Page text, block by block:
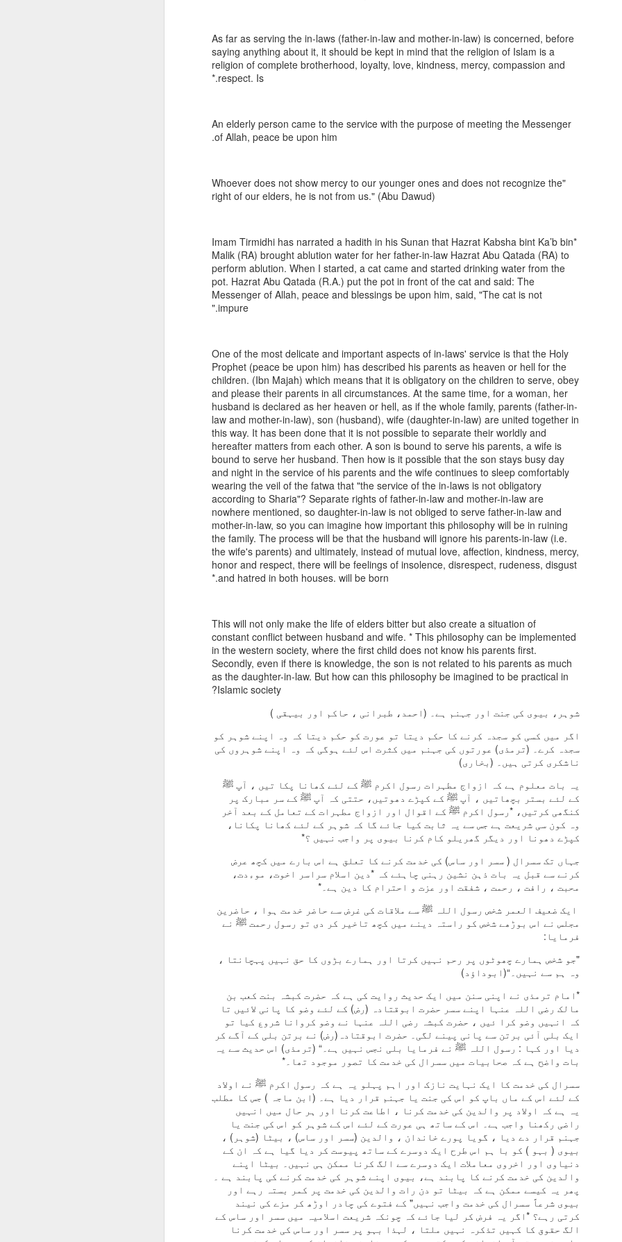
As far as serving the in-laws (father-in-law and mother-in-law) is concerned, before
saying anything about it, it should be kept in mind that the religion of Islam is a
religion of complete brotherhood, loyalty, love, kindness, mercy, compassion and
respect. Is.*
An elderly person came to the service with the purpose of meeting the Messenger
of Allah, peace be upon him.
"Whoever does not show mercy to our younger ones and does not recognize the
right of our elders, he is not from us." (Abu Dawud)
*Imam Tirmidhi has narrated a hadith in his Sunan that Hazrat Kabsha bint Ka’b bin
Malik (RA) brought ablution water for her father-in-law Hazrat Abu Qatada (RA) to
perform ablution. When I started, a cat came and started drinking water from the
pot. Hazrat Abu Qatada (R.A.) put the pot in front of the cat and said: The
Messenger of Allah, peace and blessings be upon him, said, "The cat is not
impure."
One of the most delicate and important aspects of in-laws' service is that the Holy
Prophet (peace be upon him) has described his parents as heaven or hell for the
children. (Ibn Majah) which means that it is obligatory on the children to serve, obey
and please their parents in all circumstances. At the same time, for a woman, her
husband is declared as her heaven or hell, as if the whole family, parents (father-in-
law and mother-in-law), son (husband), wife (daughter-in-law) are united together in
this way. It has been done that it is not possible to separate their worldly and
hereafter matters from each other. A son is bound to serve his parents, a wife is
bound to serve her husband. Then how is it possible that the son stays busy day
and night in the service of his parents and the wife continues to sleep comfortably
wearing the veil of the fatwa that "the service of the in-laws is not obligatory
according to Sharia"? Separate rights of father-in-law and mother-in-law are
nowhere mentioned, so daughter-in-law is not obliged to serve father-in-law and
mother-in-law, so you can imagine how important this philosophy will be in ruining
the family. The process will be that the husband will ignore his parents-in-law (i.e.
the wife's parents) and ultimately, instead of mutual love, affection, kindness, mercy,
honor and respect, there will be feelings of insolence, disrespect, rudeness, disgust
and hatred in both houses. will be born.*
This will not only make the life of elders bitter but also create a situation of
constant conflict between husband and wife. * This philosophy can be implemented
in the western society, where the first child does not know his parents first.
Secondly, even if there is knowledge, the son is not related to his parents as much
as the daughter-in-law. But how can this philosophy be imagined to be practical in
Islamic society?
شوہر، بیوی کی جنت اور جہنم ہے۔ (احمد، طبرانی ، حاکم اور بیہقی )
اگر میں کسی کو سجدہ کرنے کا حکم دیتا تو عورت کو حکم دیتا کہ وہ اپنے شوہر کو
سجدہ کرے۔ (ترمذی) عورتوں کی جہنم میں کثرت اس لئے ہوگی کہ وہ اپنے شوہروں کی
ناشکری کرتی ہیں۔ (بخاری)
یہ بات معلوم ہے کہ ازواج مطہرات رسول اکرم ﷺ کے لئے کھانا پکا تیں ، آپ ﷺ
کے لئے بستر بچھاتیں ، آپ ﷺ کے کپڑے دھوتیں، حتتی کہ آپ ﷺ کے سر مبارک پر
کنگھی کرتیں، *رسول اکرم ﷺ کے اقوال اور ازواج مطہرات کے تعامل کے بعد آخر
وہ کون سی شریعت ہے جس سے یہ ثابت کیا جائے گا کہ شوہر کے لئے کھانا پکانا،
کپڑے دھونا اور دیگر گھریلو کام کرنا بیوی پر واجب نہیں ؟*
جہاں تک سسرال ( سسر اور ساس) کی خدمت کرنے کا تعلق ہے اس بارے میں کچھ عرض
کرنے سے قبل یہ بات ذہن نشین رہنی چاہئے کہ *دین اسلام سراسر اخوت، موءدت،
محبت ، رافت ، رحمت ، شفقت اور عزت و احترام کا دین ہے۔*
ایک ضعیف العمر شخص رسول اللہ ﷺ سے ملاقات کی غرض سے حاضر خدمت ہوا ، حاضرین
مجلس نے اس بوڑھے شخص کو راستہ دینے میں کچھ تاخیر کر دی تو رسول رحمت ﷺ نے
فرمایا:
"جو شخص ہمارے چھوٹوں پر رحم نہیں کرتا اور ہمارے بڑوں کا حق نہیں پہچانتا ،
وہ ہم سے نہیں۔“(ابوداؤد)
*امام ترمذی نے اپنی سنن میں ایک حدیث روایت کی ہے کہ حضرت کبشہ بنت کعب بن
مالک رضی اللہ عنہا اپنے سسر حضرت ابوقتادہ (رض) کے لئے وضو کا پانی لائیں تا
کہ انہیں وضو کرا ئیں ، حضرت کبشہ رضی اللہ عنہا نے وضو کروانا شروع کیا تو
ایک بلی آئی برتن سے پانی پینے لگی۔ حضرت ابوقتادہ(رض) نے برتن بلی کے آگے کر
دیا اور کہا : رسول اللہ ﷺ نے فرمایا بلی نجس نہیں ہے۔“ (ترمذی) اس حدیث سے یہ
بات واضح ہے کہ صحابیات میں سسرال کی خدمت کا تصور موجود تھا۔*
سسرال کی خدمت کا ایک نہایت نازک اور اہم پہلو یہ ہے کہ رسول اکرم ﷺ نے اولاد
کے لئے اس کے ماں باپ کو اس کی جنت یا جہنم قرار دیا ہے۔ (ابن ماجہ ) جس کا مطلب
یہ ہے کہ اولاد پر والدین کی خدمت کرنا ، اطاعت کرنا اور ہر حال میں انہیں
راضی رکھنا واجب ہے۔ اس کے ساتھ ہی عورت کے لئے اس کے شوہر کو اس کی جنت یا
جہنم قرار دے دیا ، گویا پورے خاندان ، والدین (سسر اور ساس) ، بیٹا (شوہر) ،
بیوی ( بہو ) کو با ہم اس طرح ایک دوسرے کے ساتھ پیوست کر دیا گیا ہے کہ ان کے
دنیاوی اور اخروی معاملات ایک دوسرے سے الگ کرنا ممکن ہی نہیں۔ بیٹا اپنے
والدین کی خدمت کرنے کا پابند ہے، بیوی اپنے شوہر کی خدمت کرنے کی پابند ہے ۔
پھر یہ کیسے ممکن ہے کہ بیٹا تو دن رات والدین کی خدمت پر کمر بستہ رہے اور
بیوی شرعاً سسرال کی خدمت واجب نہیں" کے فتوے کی چادر اوڑھ کر مزے کی نیند
کرتی رہے؟ *اگر یہ فرض کر لیا جائے کہ چونکہ شریعت اسلامیہ میں سسر اور ساس کے
الگ حقوق کا کہیں تذکرہ نہیں ملتا ، لہذا بہو پر سسر اور ساس کی خدمت کرنا
نۓ دور کے لوگ رسمیں نبھانے
لگے ہیں وہ اپن
بخشی حیات، رزق دیا، کی
عزتیں عطا
لغزش
عباسؓ باوفا تھے شجاعت کا اک
ہنر
سر دے دیا مگر نہ دیا ساتھ
دنیا کو دے گئے وہ حریت
علم و عرفاں کے بحران ہیں
اب سبھی کے گریبان ہیں
لے کر نٸے ولولے
لگائیں خوشی سے گلے
ہے دھوم آ کے اے آئی نے
کہ دنیا ترقی کرے
لگا کر پڑھے اور لکھے
کا یہ ہمیشہ جلے
JUN و غم کی ترجماں ہے کربلا
حق رساں ہے کربلا
ہیں دشمنانِ مصطفیٰؐ
جاری بیاں ہے کربلا
اپنے درمیاں ہے کربلا
قاضی گلبرگہ*
18
خودی ورموز بےخودی
اقبال کی کتاب "اسرارِ خودی" کے بعض نظریات کو سطحی فہم
تھے۔ فارسی اور اُردو ادب میں نفس انسانی کے ایزدی
کے متعلق تو بہت کچھ ملتا ہے لیکن ہر جگہ تلقین یہی ہے
اپنی خودی کو سوخت کر کے ہی اس جوہر کو اجاگر کر
ہے۔ خودی کی پر
JUN
16
کے وہ تجربہ کار لوگ جو ڈگری سے زیادہ عملی مہارت
تھے جذبۂ خدمتِ خلق سے سرشار ان مخلص نفوس کے ایک ہی
سے مریض شفایاب ہو جاتے تھے اللہ تعالیٰ ان کے درجات
JUN
16
راہ* *کسے خبر کہ جُنوں بھی ہے صاحبِ ادراک
اُس سوچ پر تنقید کر رہے ہیں جس میں صرف "عقل" کو ہی زندگی کے
ذریعہ سمجھا جاتا ہے۔موجودہ زمانہ عقل کو مشعلِ راہ یعنی
ہے، اور جذبات، عشق یا دیوانگی (جُنوں) کو بے وقوفی یا
اقبال اس بات کی طرف اشارہ کر رہے ہیں کہ "جُنوں بھی صاحبِ
14
نہ بھولے وہ بارش کی مستی
کا موسم ذکی جب بھی آتا
دلوں کو بہت خوب بھاتا
کا کوئی دھڑکا نہیں تھا
سے جمتی بچپن کی محفل
بھائی بھی ہوتے تھے شامل
میں وہ چلتی تھی فر فر
چلتے چلتے وہ یکسر ٹھہرتی
وقت دل پر تھی کیا کیا گزرتی
نہ بھولے وہ کاغذ کی کشتی
اپنی وہ بچپن کی ہستی
قاضی گلبرگہ*
JUN
6
نہ شجر ہے یا اللہ در پیش سفر ہے یا اللہ
نہ شجر ہے یا اللہ
سفر ہے یا اللہ
نہ کٹے ہے کیوں میرا
دنوں کا پھر بھی اب
میں گزر ہے یا اللہ
مصائب میں گھر کر
میں بشر ہے یا اللہ
برنگی دنیا کا
پہ اثر ہے یا اللہ
قلب ہیں اجلے کچھ کالے
یہ نگر ہے یا اللہ
کو ذکی کی حل کردے
JUN
6
نل* ہمیں روز دیتا ہے شفاف جل
روز دیتا ہے شفاف جل
کا ہمدرد سرکاری نل
پکانے یہ دھونے کا ہو
تھا سارے مسائل کا حل
تو جل کے کئ ہیں میاں
ہے زمانے میں اس کا بدل
بچے، بوڑھے، جواں روز و شب
JUN
5
بنانے والے* ہاتھوں میں ان کے چھالے
بنانے والے*